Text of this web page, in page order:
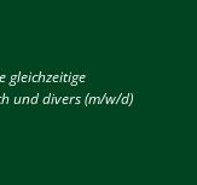
gleichzeitige
und divers (m/w/d)